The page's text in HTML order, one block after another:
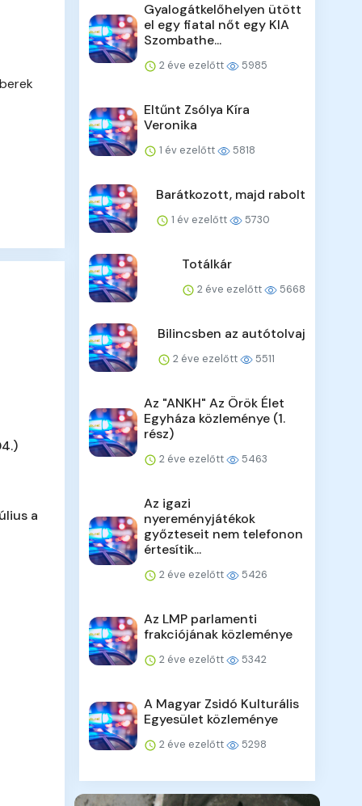
a
Gyalogátkelőhelyen ütött
el egy fiatal nőt egy KIA
Szombathe...
2 éve ezelőtt 5985
Eltűnt Zsólya Kíra
Veronika
1 év ezelőtt 5818
Barátkozott, majd rabolt
1 év ezelőtt 5730
Totálkár
2 éve ezelőtt 5668
Bilincsben az autótolvaj
2 éve ezelőtt 5511
Az "ANKH" Az Örök Élet
Egyháza közleménye (1.
rész)
2 éve ezelőtt 5463
Az igazi
nyereményjátékok
győzteseit nem telefonon
értesítik...
2 éve ezelőtt 5426
Az LMP parlamenti
frakciójának közleménye
2 éve ezelőtt 5342
A Magyar Zsidó Kulturális
Egyesület közleménye
2 éve ezelőtt 5298